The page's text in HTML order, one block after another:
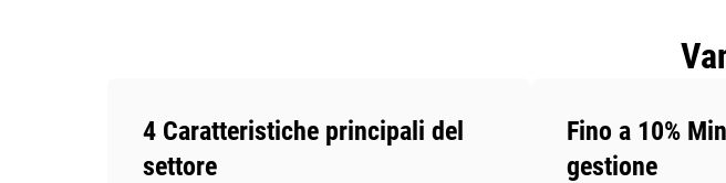
4 Caratteristiche principali del
settore
Fino a 10%
gestione